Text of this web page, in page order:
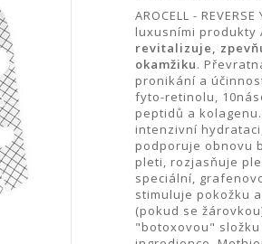
AROCELL -
luxusními produkty
revitalizuje,
okamžiku.
pronikání a
fyto-retinolu,
peptidů a
intenzivní
podporuje obnovu
pleti, rozjasňuje
speciální,
stimuluje pokožku
(pokud se
"botoxovou"